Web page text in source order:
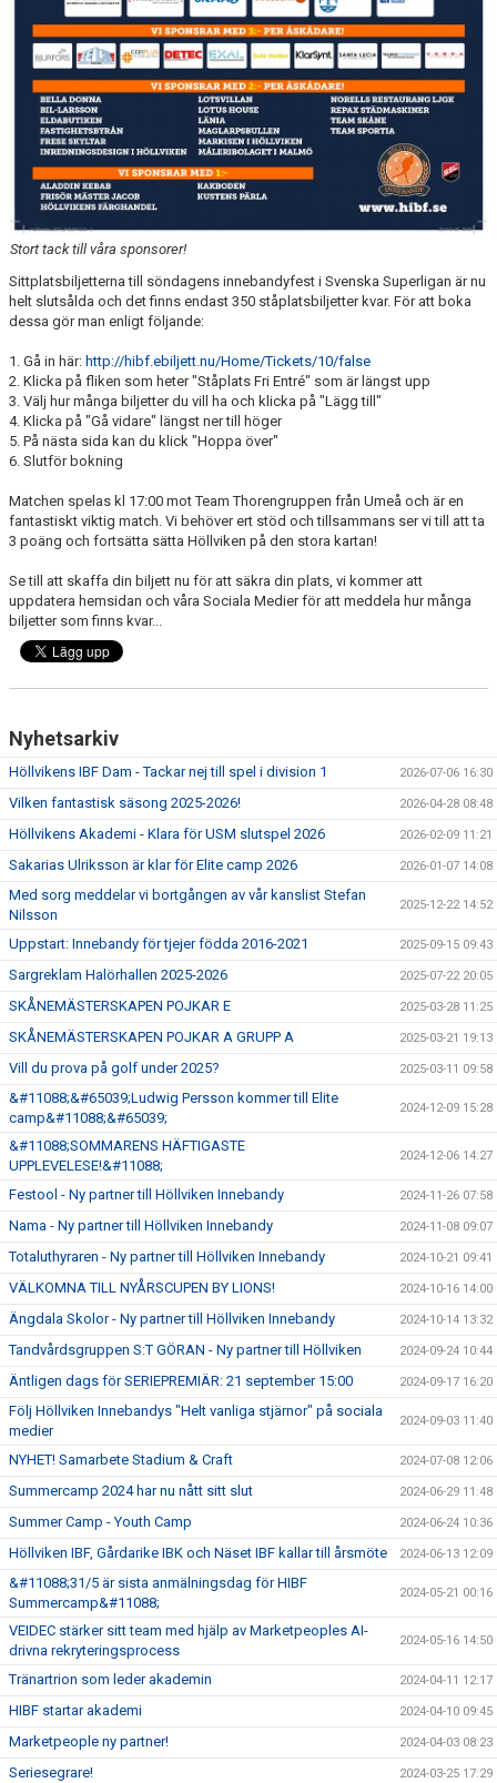
Stort tack till våra sponsorer!
Sittplatsbiljetterna till söndagens innebandyfest i Svenska Superligan är nu
helt slutsålda och det finns endast 350 ståplatsbiljetter kvar. För att boka
dessa gör man enligt följande:
1. Gå in här: http://hibf.ebiljett.nu/Home/Tickets/10/false
2. Klicka på fliken som heter "Ståplats Fri Entré" som är längst upp
3. Välj hur många biljetter du vill ha och klicka på "Lägg till"
4. Klicka på "Gå vidare" längst ner till höger
5. På nästa sida kan du klick "Hoppa över"
6. Slutför bokning
Matchen spelas kl 17:00 mot Team Thorengruppen från Umeå och är en
fantastiskt viktig match. Vi behöver ert stöd och tillsammans ser vi till att ta
3 poäng och fortsätta sätta Höllviken på den stora kartan!
Se till att skaffa din biljett nu för att säkra din plats, vi kommer att
uppdatera hemsidan och våra Sociala Medier för att meddela hur många
biljetter som finns kvar...
Nyhetsarkiv
Höllvikens IBF Dam - Tackar nej till spel i division 1 2026-07-06 16:30
Vilken fantastisk säsong 2025-2026! 2026-04-28 08:48
Höllvikens Akademi - Klara för USM slutspel 2026 2026-02-09 11:21
Sakarias Ulriksson är klar för Elite camp 2026 2026-01-07 14:08
Med sorg meddelar vi bortgången av vår kanslist Stefan
Nilsson
2025-12-22 14:52
Uppstart: Innebandy för tjejer födda 2016-2021 2025-09-15 09:43
Sargreklam Halörhallen 2025-2026 2025-07-22 20:05
SKÅNEMÄSTERSKAPEN POJKAR E 2025-03-28 11:25
SKÅNEMÄSTERSKAPEN POJKAR A GRUPP A 2025-03-21 19:13
Vill du prova på golf under 2025? 2025-03-11 09:58
&#11088;&#65039;Ludwig Persson kommer till Elite
camp&#11088;&#65039;
2024-12-09 15:28
&#11088;SOMMARENS HÄFTIGASTE
UPPLEVELESE!&#11088;
2024-12-06 14:27
Festool - Ny partner till Höllviken Innebandy 2024-11-26 07:58
Nama - Ny partner till Höllviken Innebandy 2024-11-08 09:07
Totaluthyraren - Ny partner till Höllviken Innebandy 2024-10-21 09:41
VÄLKOMNA TILL NYÅRSCUPEN BY LIONS! 2024-10-16 14:00
Ängdala Skolor - Ny partner till Höllviken Innebandy 2024-10-14 13:32
Tandvårdsgruppen S:T GÖRAN - Ny partner till Höllviken 2024-09-24 10:44
Äntligen dags för SERIEPREMIÄR: 21 september 15:00 2024-09-17 16:20
Följ Höllviken Innebandys "Helt vanliga stjärnor" på sociala
medier
2024-09-03 11:40
NYHET! Samarbete Stadium & Craft 2024-07-08 12:06
Summercamp 2024 har nu nått sitt slut 2024-06-29 11:48
Summer Camp - Youth Camp 2024-06-24 10:36
Höllviken IBF, Gårdarike IBK och Näset IBF kallar till årsmöte 2024-06-13 12:09
&#11088;31/5 är sista anmälningsdag för HIBF
Summercamp&#11088;
2024-05-21 00:16
VEIDEC stärker sitt team med hjälp av Marketpeoples AI-
drivna rekryteringsprocess
2024-05-16 14:50
Tränartrion som leder akademin 2024-04-11 12:17
HIBF startar akademi 2024-04-10 09:45
Marketpeople ny partner! 2024-04-03 08:23
Seriesegrare! 2024-03-25 17:29